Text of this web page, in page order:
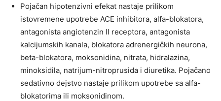
Pojačan hipotenzivni efekat nastaje prilikom
istovremene upotrebe ACE inhibitora, alfa-blokatora,
antagonista angiotenzin II receptora, antagonista
kalcijumskih kanala, blokatora adrenergičkih neurona,
beta-blokatora, moksonidina, nitrata, hidralazina,
minoksidila, natrijum-nitroprusida i diuretika. Pojačano
sedativno dejstvo nastaje prilikom upotrebe sa alfa-
blokatorima ili moksonidinom.